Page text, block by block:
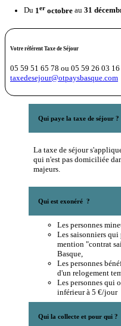
Du 1er octobre au 31
Votre référent Taxe de Séjour
05 59 51 65 78 ou 05 59 26 03 16
taxedesejour@otpaysbasque.com
Qui paye la taxe de séjour ?
La taxe de séjour
qui n'est pas domiciliée
majeurs.
Qui est exonéré ?
Les personnes
Les saisonniers
mention "contrat
Basque,
Les personnes
d'un relogement
Les personnes qui
inférieur à 5 €/jour
Qui la collecte et pour qui ?